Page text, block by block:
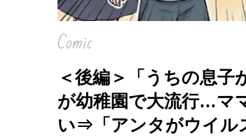
Comic
＜後編＞「うちの息
が幼稚園で大流行…マ
い⇒「アンタがウイル